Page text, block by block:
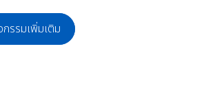
รรมเพิ่มเติม
Lamphun